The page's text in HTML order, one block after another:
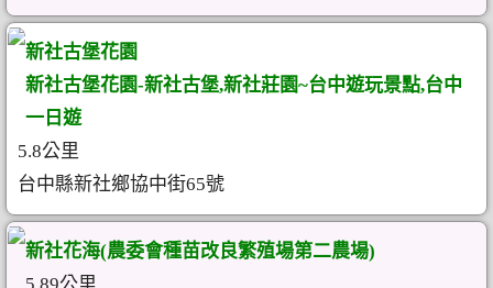
新社古堡花園
新社古堡花園-新社古堡,新社莊園~台中遊玩景點,台中
一日遊
5.8公里
台中縣新社鄉協中街65號
新社花海(農委會種苗改良繁殖場第二農場)